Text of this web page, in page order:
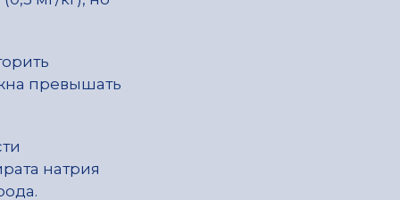
превышать
натрия